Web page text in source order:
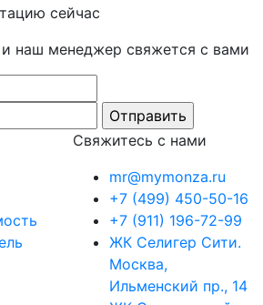
сейчас
и наш менеджер свяжется с вами
Свяжитесь с нами
mr@mymonza.ru
+7 (499) 450-50-16
+7 (911) 196-72-99
ЖК Селигер Сити.
Москва,
Ильменский пр., 14